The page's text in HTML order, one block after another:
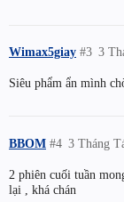
Wimax5giay 3
#3
Siêu phẩm ẩn mình
BBOM 3 Tháng
#4
2 phiên cuối tuần
lại , khá chán